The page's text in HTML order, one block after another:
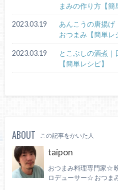
まみの作り方【簡
2023.03.19
あんこうの唐揚げ
おつまみ【簡単レ
2023.03.19
とこぶしの酒煮｜
【簡単レシピ】
ABOUT この記事をかいた人
taipon
おつまみ料理専門家☆
ロデューサー☆ おつま